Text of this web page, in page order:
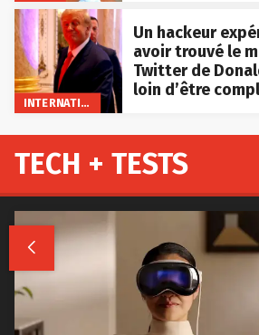
INTERNATIONAL
Un hackeur
avoir trouvé le
Twitter de
loin d’être
TECH + TESTS
